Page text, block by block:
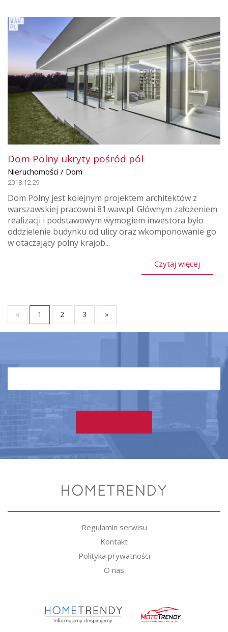
Dom Polny ukryty pośród pól
Nieruchomości / Dom
2018.12.29
Dom Polny jest kolejnym projektem architektów z
warszawskiej pracowni 81.waw.pl. Głównym założeniem
realizacji i podstawowym wymogiem inwestora było
oddzielenie budynku od ulicy oraz wkomponowanie go
w otaczający polny krajob...
Czytaj więcej
« 1 2 3 »
Regulamin serwisu
Kontakt
Polityka prywatności
O nas